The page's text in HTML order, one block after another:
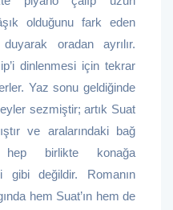
olduğunu fark eden
oradan ayrılır.
dinlenmesi için tekrar
Yaz sonu geldiğinde
sezmiştir; artık Suat
ve aralarındaki bağ
hep birlikte konağa
gibi değildir. Romanın
hem Suat’ın hem de